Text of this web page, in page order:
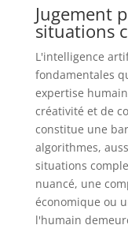
Jugement
situations
L'intelligence
fondamentales
expertise
créativité et de
constitue une
algorithmes,
situations
nuancé, une
économique ou
l'humain